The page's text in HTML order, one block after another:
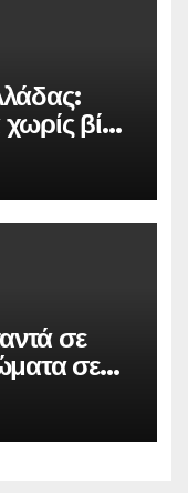
βία
Βίας
σε
σε